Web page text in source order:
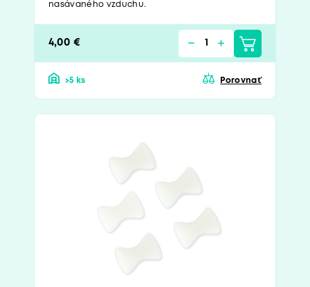
nasávaného vzduchu.
4,00 €
>5 ks Porovnať